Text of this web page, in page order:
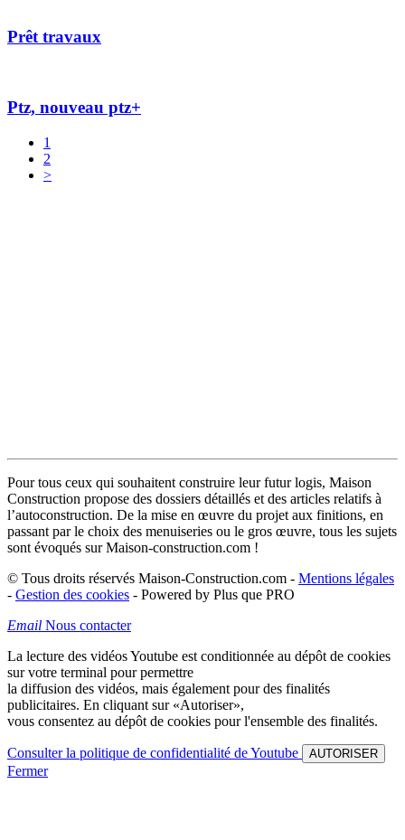
Prêt travaux
Ptz, nouveau ptz+
1
2
>
Pour tous ceux qui souhaitent construire leur futur logis, Maison
Construction propose des dossiers détaillés et des articles relatifs à
l’autoconstruction. De la mise en œuvre du projet aux finitions, en
passant par le choix des menuiseries ou le gros œuvre, tous les sujets
sont évoqués sur Maison-construction.com !
© Tous droits réservés Maison-Construction.com - Mentions légales
- Gestion des cookies - Powered by Plus que PRO
Email Nous contacter
La lecture des vidéos Youtube est conditionnée au dépôt de cookies
sur votre terminal pour permettre
la diffusion des vidéos, mais également pour des finalités
publicitaires. En cliquant sur «Autoriser»,
vous consentez au dépôt de cookies pour l'ensemble des finalités.
Consulter la politique de confidentialité de Youtube AUTORISER
Fermer